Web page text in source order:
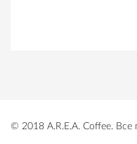
© 2018 A.R.E.A. Coffee.